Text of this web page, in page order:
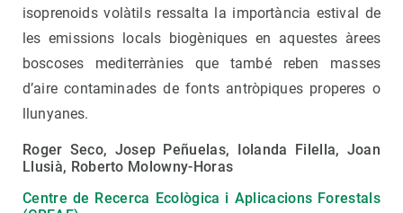
isoprenoids volàtils ressalta la importància estival de
les emissions locals biogèniques en aquestes àrees
boscoses mediterrànies que també reben masses
d’aire contaminades de fonts antròpiques properes o
llunyanes.
Roger Seco, Josep Peñuelas, Iolanda Filella, Joan
Llusià, Roberto Molowny-Horas
Centre de Recerca Ecològica i Aplicacions Forestals